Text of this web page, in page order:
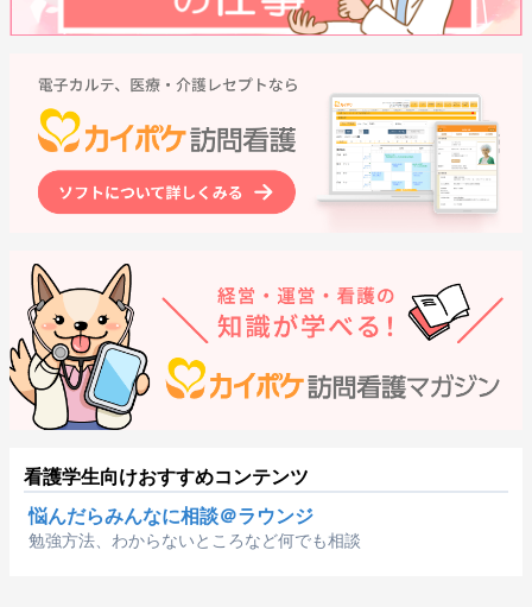
看護学生向けおすすめコンテンツ
悩んだらみんなに相談＠ラウンジ
勉強方法、わからないところなど何でも相談